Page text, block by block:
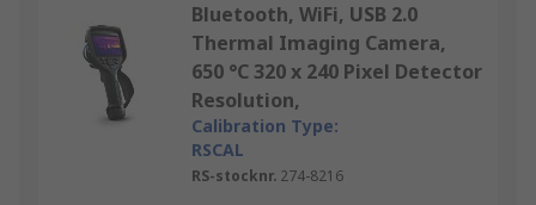
Bluetooth, WiFi, USB 2.0
Thermal Imaging Camera,
650 °C 320 x 240 Pixel Detector
Resolution,
Calibration Type:
RSCAL
RS-stocknr. 274-8216